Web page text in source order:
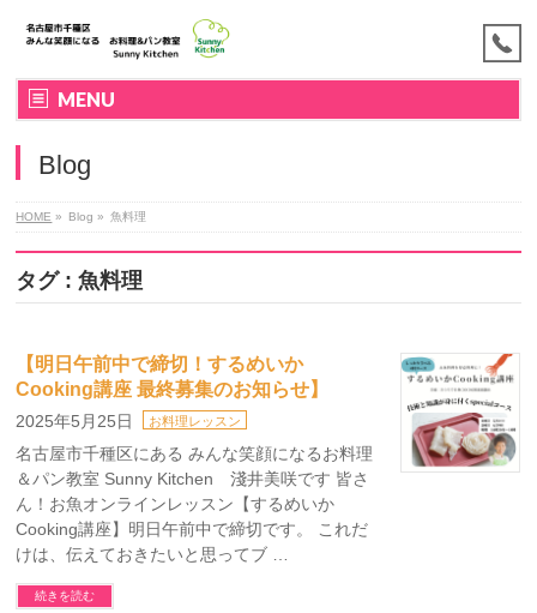
MENU
Blog
HOME » Blog » 魚料理
タグ : 魚料理
【明日午前中で締切！するめいか
Cooking講座 最終募集のお知らせ】
2025年5月25日 お料理レッスン
名古屋市千種区にある みんな笑顔になるお料理
＆パン教室 Sunny Kitchen 淺井美咲です 皆さ
ん！お魚オンラインレッスン【するめいか
Cooking講座】明日午前中で締切です。 これだ
けは、伝えておきたいと思ってブ …
続きを読む